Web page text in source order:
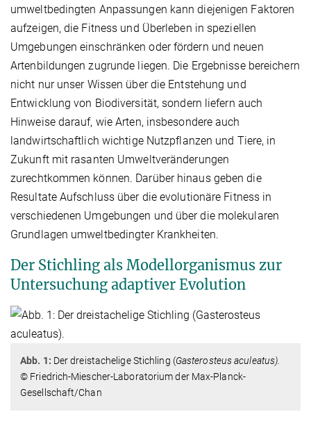
umweltbedingten Anpassungen kann diejenigen Faktoren
aufzeigen, die Fitness und Überleben in speziellen
Umgebungen einschränken oder fördern und neuen
Artenbildungen zugrunde liegen. Die Ergebnisse bereichern
nicht nur unser Wissen über die Entstehung und
Entwicklung von Biodiversität, sondern liefern auch
Hinweise darauf, wie Arten, insbesondere auch
landwirtschaftlich wichtige Nutzpflanzen und Tiere, in
Zukunft mit rasanten Umweltveränderungen
zurechtkommen können. Darüber hinaus geben die
Resultate Aufschluss über die evolutionäre Fitness in
verschiedenen Umgebungen und über die molekularen
Grundlagen umweltbedingter Krankheiten.
Der Stichling als Modellorganismus zur
Untersuchung adaptiver Evolution
Abb. 1: Der dreistachelige Stichling (Gasterosteus aculeatus).
© Friedrich-Miescher-Laboratorium der Max-Planck-
Gesellschaft/Chan